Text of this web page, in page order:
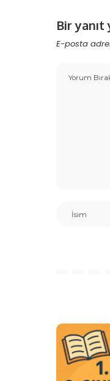
Bir yanıt
E-posta